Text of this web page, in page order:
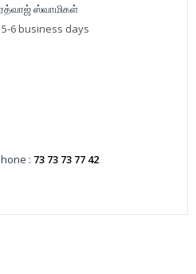
ஸ்வாமிகள்
6 business days
: 73 73 73 77 42